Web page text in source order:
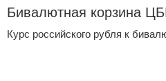
Бивалютная корзина
Курс российского рубля к